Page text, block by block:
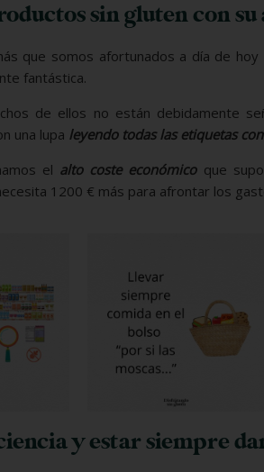
sin gluten con su
que somos afortunados a día de
fantástica.
de ellos no están debidamente
una lupa leyendo todas las etiquetas
el alto coste económicoque
1200 € más para afrontar los
y estar siempre